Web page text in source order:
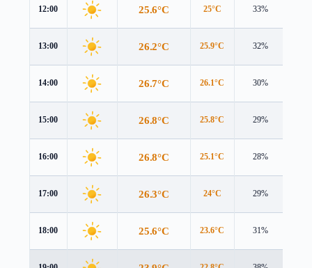
12:00 25.6°C 25°C 33%
13:00 26.2°C 25.9°C 32%
14:00 26.7°C 26.1°C 30%
15:00 26.8°C 25.8°C 29%
16:00 26.8°C 25.1°C 28%
17:00 26.3°C 24°C 29%
18:00 25.6°C 23.6°C 31%